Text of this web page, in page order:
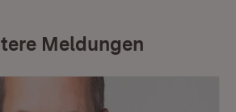
Meldungen